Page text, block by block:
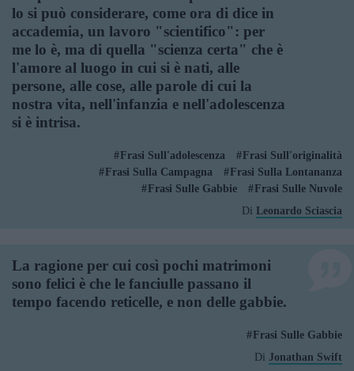
lo si può considerare, come ora di dice in
accademia, un lavoro "scientifico": per
me lo è, ma di quella "scienza certa" che è
l'amore al luogo in cui si è nati, alle
persone, alle cose, alle parole di cui la
nostra vita, nell'infanzia e nell'adolescenza
si è intrisa.
Frasi Sull'adolescenza
Frasi Sull'originalità
Frasi Sulla Campagna
Frasi Sulla Lontananza
Frasi Sulle Gabbie
Frasi Sulle Nuvole
Di Leonardo Sciascia
La ragione per cui così pochi matrimoni
sono felici è che le fanciulle passano il
tempo facendo reticelle, e non delle gabbie.
Frasi Sulle Gabbie
Di Jonathan Swift